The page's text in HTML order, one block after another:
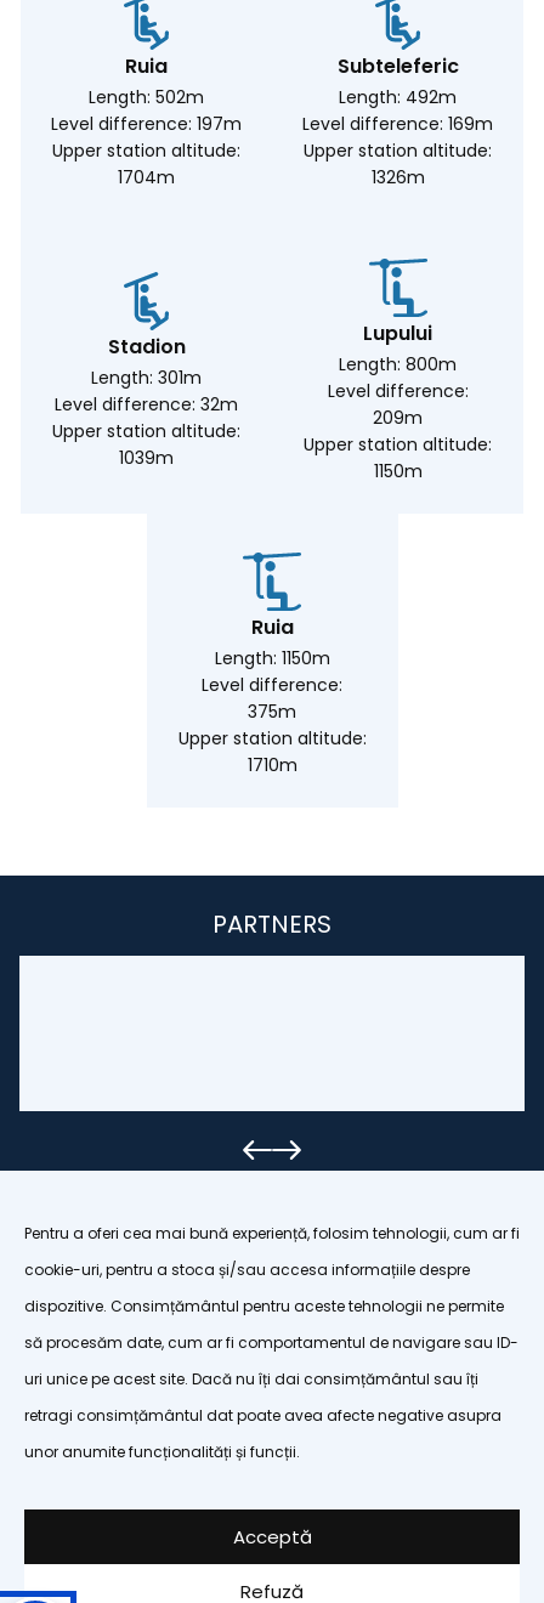
Pentru a oferi cea mai bună experiență, folosim tehnologii, cum ar fi
cookie-uri, pentru a stoca și/sau accesa informațiile despre
dispozitive. Consimțământul pentru aceste tehnologii ne permite
să procesăm date, cum ar fi comportamentul de navigare sau ID-
uri unice pe acest site. Dacă nu îți dai consimțământul sau îți
retragi consimțământul dat poate avea afecte negative asupra
unor anumite funcționalități și funcții.
Acceptă
Refuză
Ruia
Length: 502m
Level difference: 197m
Upper station altitude:
1704m
Subteleferic
Length: 492m
Level difference: 169m
Upper station altitude:
1326m
Stadion
Length: 301m
Level difference: 32m
Upper station altitude:
1039m
Lupului
Length: 800m
Level difference:
209m
Upper station altitude:
1150m
Ruia
Length: 1150m
Level difference:
375m
Upper station altitude:
1710m
PARTNERS
organizatiapoianabrasov@gmail.com
Terms and conditions
Privacy policy
Cookie settings